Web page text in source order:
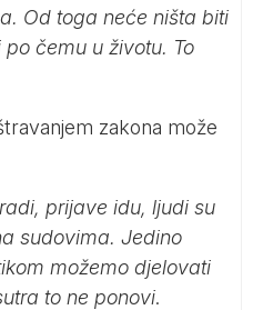
Od toga neće ništa biti
čemu u životu. To
zakona može
prijave idu, ljudi su
sudovima. Jedino
možemo djelovati
to ne ponovi.